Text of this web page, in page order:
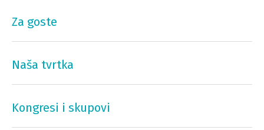
Za goste
Naša tvrtka
Kongresi i skupovi